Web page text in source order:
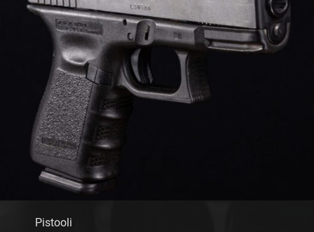
Pistooli